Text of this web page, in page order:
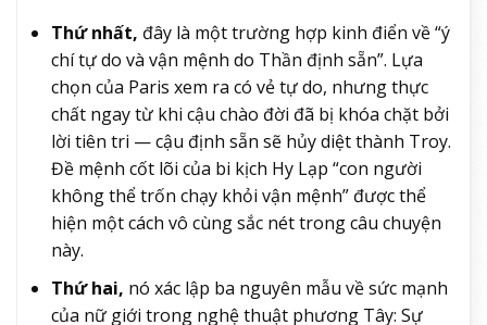
Thứ nhất, đây là một trường hợp kinh điển về “ý
chí tự do và vận mệnh do Thần định sẵn”. Lựa
chọn của Paris xem ra có vẻ tự do, nhưng thực
chất ngay từ khi cậu chào đời đã bị khóa chặt bởi
lời tiên tri — cậu định sẵn sẽ hủy diệt thành Troy.
Đề mệnh cốt lõi của bi kịch Hy Lạp “con người
không thể trốn chạy khỏi vận mệnh” được thể
hiện một cách vô cùng sắc nét trong câu chuyện
này.
Thứ hai, nó xác lập ba nguyên mẫu về sức mạnh
của nữ giới trong nghệ thuật phương Tây: Sự